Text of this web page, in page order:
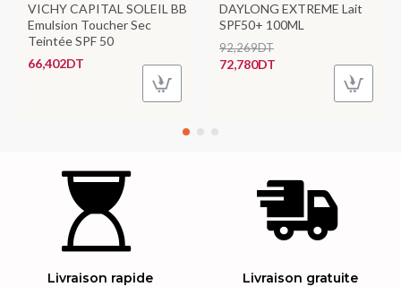
VICHY CAPITAL SOLEIL BB
Emulsion Toucher Sec
Teintée SPF 50
66,402DT
DAYLONG EXTREME Lait
SPF50+ 100ML
72,780DT
92,269DT
Livraison rapide Livraison gratuite